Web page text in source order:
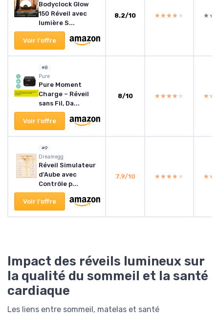
Bodyclock Glow
150 Réveil avec
lumière S...
Voir l'offre
8.2/10 ★★★★★
★★★★★
#8
Pure
Pure Moment
Charge – Réveil
sans Fil, Da...
Voir l'offre
8/10 ★★★★★
★★★★★
#9
Dreamegg
Réveil Simulateur
d'Aube avec
Contrôle p...
Voir l'offre
7.9/10 ★★★★★
★★★★★
Impact des réveils lumineux sur
la qualité du sommeil et la santé
cardiaque
Les liens entre sommeil, matelas et santé